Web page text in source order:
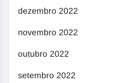
dezembro 2022
novembro 2022
outubro 2022
setembro 2022